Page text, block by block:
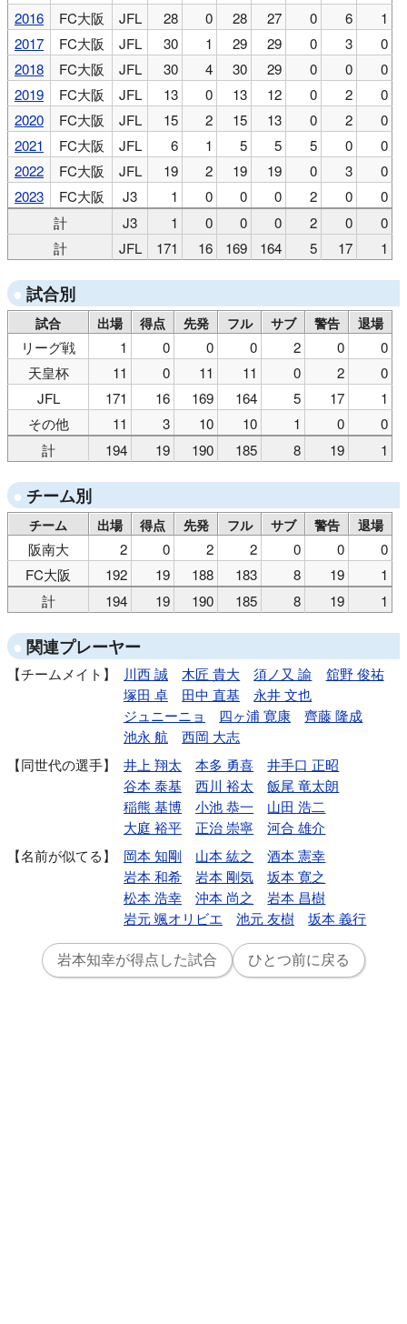
2016
FC大阪 JFL 28 0 28 27 0 6
1
2017
FC大阪 JFL 30 1 29 29 0 3
0
2018
FC大阪 JFL 30 4 30 29 0 0
0
2019
FC大阪 JFL 13 0 13 12 0 2
0
2020
FC大阪 JFL 15 2 15 13 0 2
0
2021
FC大阪 JFL 6 1 5 5 5 0
0
2022
FC大阪 JFL 19 2 19 19 0 3
0
2023
FC大阪 J3 1 0 0 0 2 0
0
計
J3 1 0 0 0 2 0
0
計
JFL 171 16 169 164 5 17 1
試合別
試合 出場 得点 先発 フル サブ 警告 退場
リーグ戦 1 0 0 0 2 0
0
天皇杯
11 0 11 11 0 2
0
JFL
171 16 169 164 5 17
1
その他
11 3 10 10 1 0
0
計
194 19 190 185 8 19 1
チーム別
チーム 出場 得点 先発 フル サブ 警告 退場
阪南大 2 0 2 2 0 0
0
FC大阪
192 19 188 183 8 19
1
計
194 19 190 185 8 19 1
関連プレーヤー
チームメイト 川西 誠 木匠 貴大 須ノ又 諭
舘野 俊祐
塚田 卓
田中 直基
永井 文也
ジュニーニョ
四ヶ浦 寛康
齊藤 隆成
池永 航
西岡 大志
同世代の選手
井上 翔太 本多 勇喜
井手口 正昭
谷本 泰基
西川 裕太
飯尾 竜太朗
稲熊 基博
小池 恭一
山田 浩二
大庭 裕平
正治 崇寧
河合 雄介
名前が似てる
岡本 知剛 山本 紘之
酒本 憲幸
岩本 和希
岩本 剛気
坂本 寛之
松本 浩幸
沖本 尚之
岩本 昌樹
岩元 颯オリビエ
池元 友樹 坂本 義行
岩本知幸が得点した試合 ひとつ前に戻る